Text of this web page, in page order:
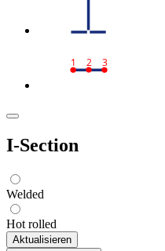
1 2 3
I-Section
Welded
Hot rolled
Aktualisieren